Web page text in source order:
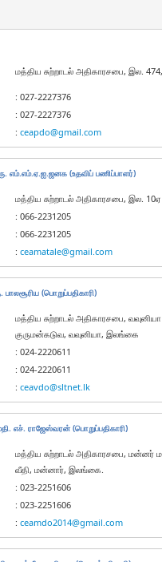
மத்திய சுற்றாடல் அதிகாரசபை, இல.
: 027-2227376
: 027-2227376
: ceapdo@gmail.com
எம்.எம்.ஏ.ஐ.ஜனக (உதவிப் பணிப்பாளர்)
மத்திய சுற்றாடல் அதிகாரசபை, இல.
: 066-2231205
: 066-2231205
: ceamatale@gmail.com
(பொறுப்பதிகாரி)
மத்திய சுற்றாடல் அதிகாரசபை,
குருமன்கடுவ, வவுனியா, இலங்கை
: 024-2220611
: 024-2220611
: ceavdo@sltnet.lk
எச். ராஜேஸ்வரன் (பொறுப்பதிகாரி)
மத்திய சுற்றாடல் அதிகாரசபை, மன்னர்
வீதி, மன்னார், இலங்கை.
: 023-2251606
: 023-2251606
: ceamdo2014@gmail.com